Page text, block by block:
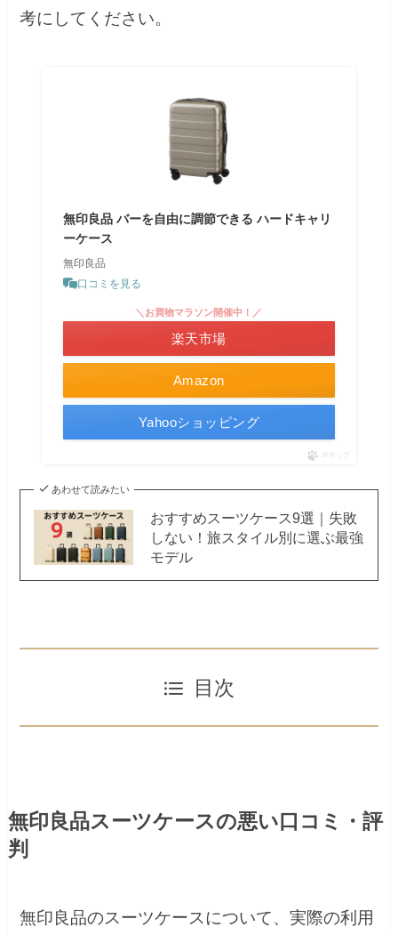
考にしてください。
無印良品 バーを自由に調節できる ハードキャリ
ーケース
無印良品
口コミを見る
Amazon
＼お買物マラソン開催中！／
楽天市場
Yahooショッピング
ポチップ
あわせて読みたい
おすすめスーツケース9選｜失敗
しない！旅スタイル別に選ぶ最強
モデル
目次
無印良品スーツケースの悪い口コミ・評
判
無印良品のスーツケースについて、実際の利用